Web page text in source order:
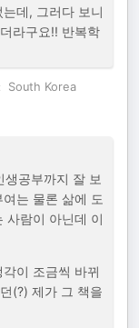
데, 그러다 보니
라구요!! 반복학
South Korea
공부까지 잘 보
는 물론 삶에 도
사람이 아닌데 이
이 조금씩 바뀌
(?) 제가 그 책을